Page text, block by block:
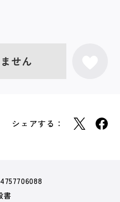
せん
シェアする：
書